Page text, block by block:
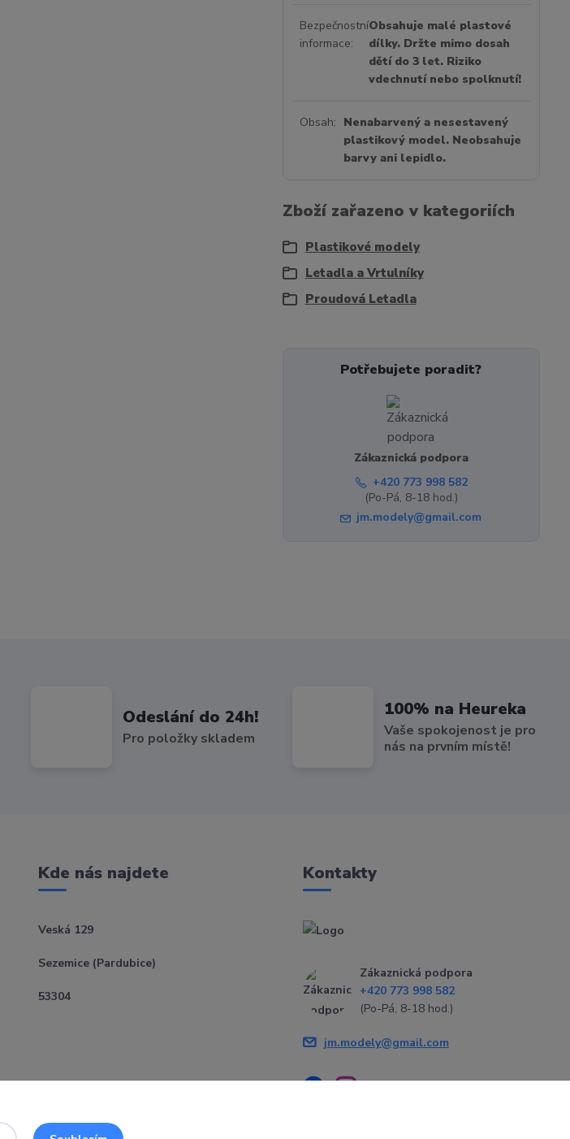
Bezpečnostní
informace
Obsahuje malé plastové
dílky. Držte mimo dosah
dětí do 3 let. Riziko
vdechnutí nebo spolknutí!
Obsah
Nenabarvený a nesestavený
plastikový model. Neobsahuje
barvy ani lepidlo.
Zboží zařazeno v kategoriích
Plastikové modely
Letadla a Vrtulníky
Proudová Letadla
Potřebujete poradit?
Zákaznická podpora
+420 773 998 582
(Po-Pá, 8-18 hod.)
jm.modely@gmail.com
Odeslání do 24h!
Pro položky skladem
100% na Heureka
Vaše spokojenost je pro
nás na prvním místě!
Kde nás najdete
Veská 129
Sezemice (Pardubice)
53304
Kontakty
Zákaznická podpora
+420 773 998 582
(Po-Pá, 8-18 hod.)
jm.modely@gmail.com